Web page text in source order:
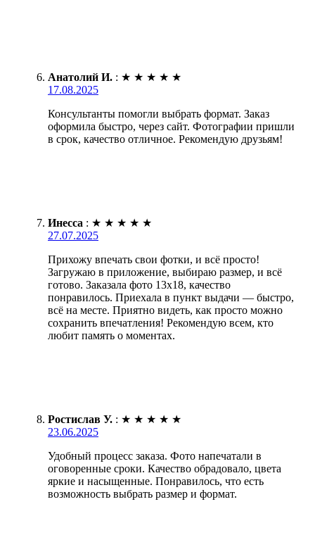
Анатолий И. : ★ ★ ★ ★ ★
17.08.2025
Консультанты помогли выбрать формат. Заказ
оформила быстро, через сайт. Фотографии пришли
в срок, качество отличное. Рекомендую друзьям!
Инесса : ★ ★ ★ ★ ★
27.07.2025
Прихожу впечать свои фотки, и всё просто!
Загружаю в приложение, выбираю размер, и всё
готово. Заказала фото 13х18, качество
понравилось. Приехала в пункт выдачи — быстро,
всё на месте. Приятно видеть, как просто можно
сохранить впечатления! Рекомендую всем, кто
любит память о моментах.
Ростислав У. : ★ ★ ★ ★ ★
23.06.2025
Удобный процесс заказа. Фото напечатали в
оговоренные сроки. Качество обрадовало, цвета
яркие и насыщенные. Понравилось, что есть
возможность выбрать размер и формат.